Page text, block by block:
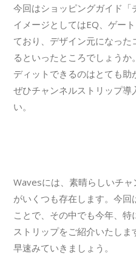
今回はショッピングガイド「
イメージとしてはEQ、ゲー
ており、デザイン元になっ
るといったところでしょう
ディットできるのはとても助
ぜひチャンネルストリップ導
い。
Wavesには、素晴らしいチ
がいくつも存在します。今回
ことで、その中でも今年、
ストリップをご紹介いたしま
早速みていきましょう。